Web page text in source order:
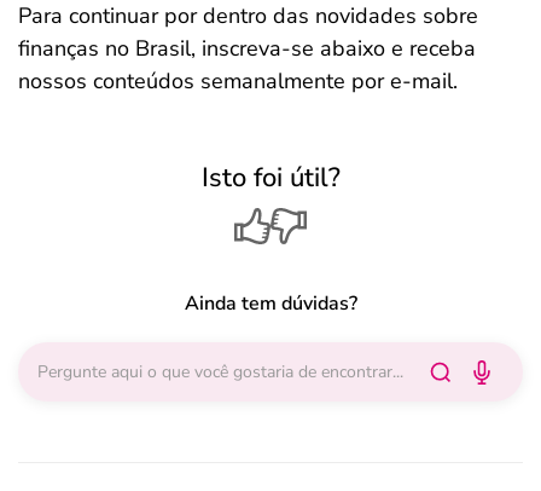
Para continuar por dentro das novidades sobre
finanças no Brasil, inscreva-se abaixo e receba
nossos conteúdos semanalmente por e-mail.
Isto foi útil?
Ainda tem dúvidas?